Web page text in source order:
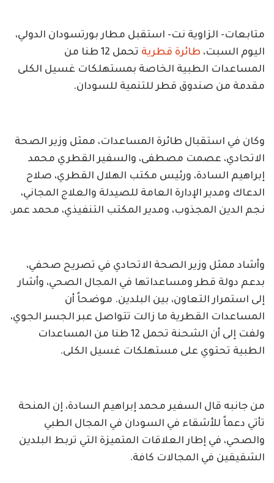
متابعات- الزاوية نت- استقبل مطار بورتسودان الدولي،
اليوم السبت، طائرة قطرية
تحمل 12 طنا من
المساعدات الطبية الخاصة بمستهلكات غسيل الكلى
مقدمة من صندوق قطر للتنمية للسودان.
وكان في استقبال طائرة المساعدات، ممثل وزير الصحة
الاتحادي، عصمت مصطفى، والسفير القطري محمد
إبراهيم السادة، ورئيس مكتب الهلال القطري، صلاح
الدعاك ومدير الإدارة العامة للصيدلة والعلاج المجاني،
نجم الدين المجذوب، ومدير المكتب التنفيذي، محمد عمر.
وأشاد ممثل وزير الصحة الاتحادي في تصريح صحفي،
بدعم دولة قطر ومساعداتها في المجال الصحي، وأشار
إلى استمرار التعاون، بين البلدين. موضحاً أن
المساعدات القطرية ما زالت تتواصل عبر الجسر الجوي،
ولفت إلى أن الشحنة تحمل 12 طنا من المساعدات
الطبية تحتوي على مستهلكات غسيل الكلى.
من جانبه قال السفير محمد إبراهيم السادة، إن المنحة
تأتي دعماً للأشقاء في السودان في المجال الطبي
والصحي، في إطار العلاقات المتميزة التي تربط البلدين
الشقيقين في المجالات كافة.